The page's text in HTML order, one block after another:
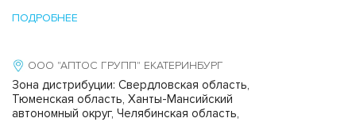
ПОДРОБНЕЕ
ООО "АПТОС ГРУПП" ЕКАТЕРИНБУРГ
Зона дистрибуции: Свердловская область,
Тюменская область, Ханты-Мансийский
автономный округ, Челябинская область,